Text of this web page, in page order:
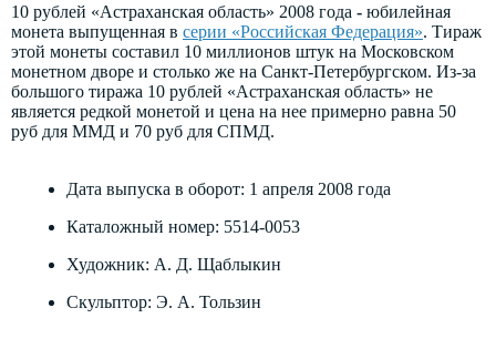
10 рублей «Астраханская область» 2008 года - юбилейная
монета выпущенная в серии «Российская Федерация». Тираж
этой монеты составил 10 миллионов штук на Московском
монетном дворе и столько же на Санкт-Петербургском. Из-за
большого тиража 10 рублей «Астраханская область» не
является редкой монетой и цена на нее примерно равна 50
руб для ММД и 70 руб для СПМД.
Дата выпуска в оборот: 1 апреля 2008 года
Каталожный номер: 5514-0053
Художник: А. Д. Щаблыкин
Скульптор: Э. А. Тользин